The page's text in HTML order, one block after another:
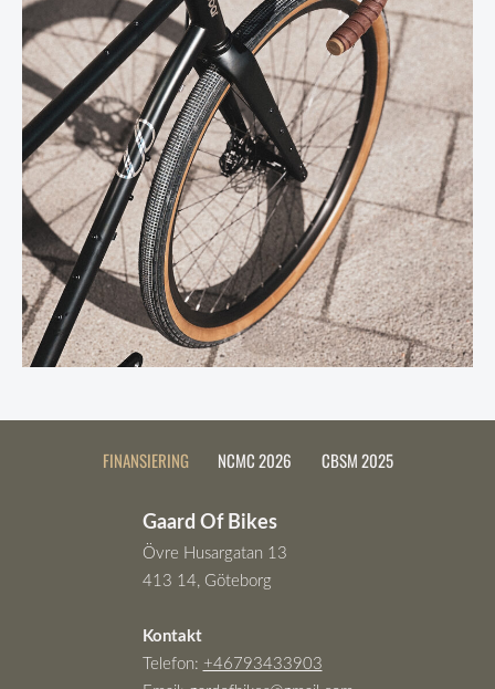
FINANSIERING NCMC 2026 CBSM 2025
Gaard Of Bikes
Övre Husargatan 13
413 14, Göteborg
Kontakt
Telefon: +46793433903